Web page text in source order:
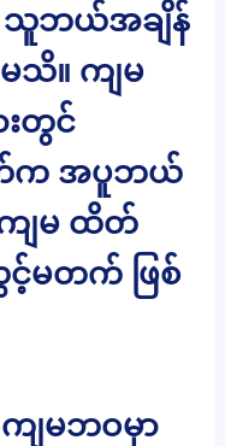
ဘယ်အချိန်
သိ။ ကျမ
တွင်
က အပူဘယ်
ကျမ ထိတ်
မတက် ဖြစ်
ျမဘဝမှာ